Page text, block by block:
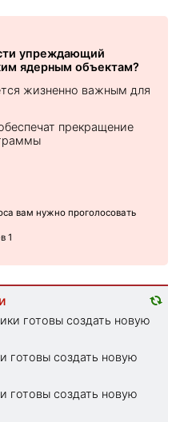
упреждающий
ядерным объектам?
жизненно важным для
прекращение
вам нужно проголосовать
1
готовы создать новую
готовы создать новую
готовы создать новую